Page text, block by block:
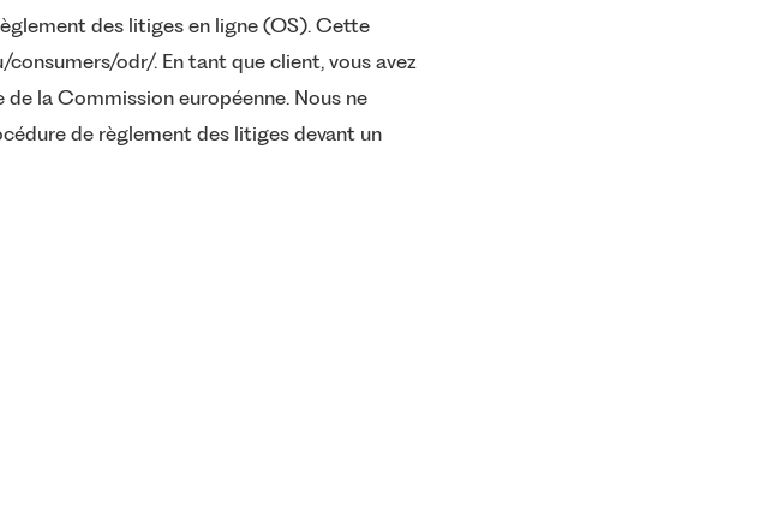
des litiges en ligne (OS). Cette
consumers/odr/. En tant que client, vous avez
la Commission européenne. Nous ne
de règlement des litiges devant un